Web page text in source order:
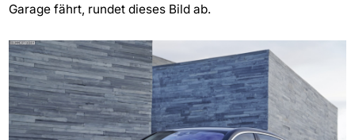
Garage fährt, rundet dieses Bild ab.